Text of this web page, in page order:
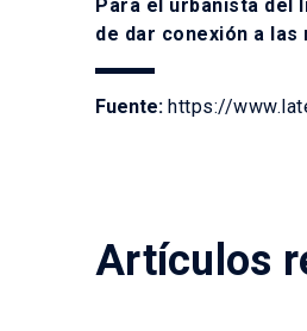
Para el urbanista del
de dar conexión a
Fuente: https://
Artículos